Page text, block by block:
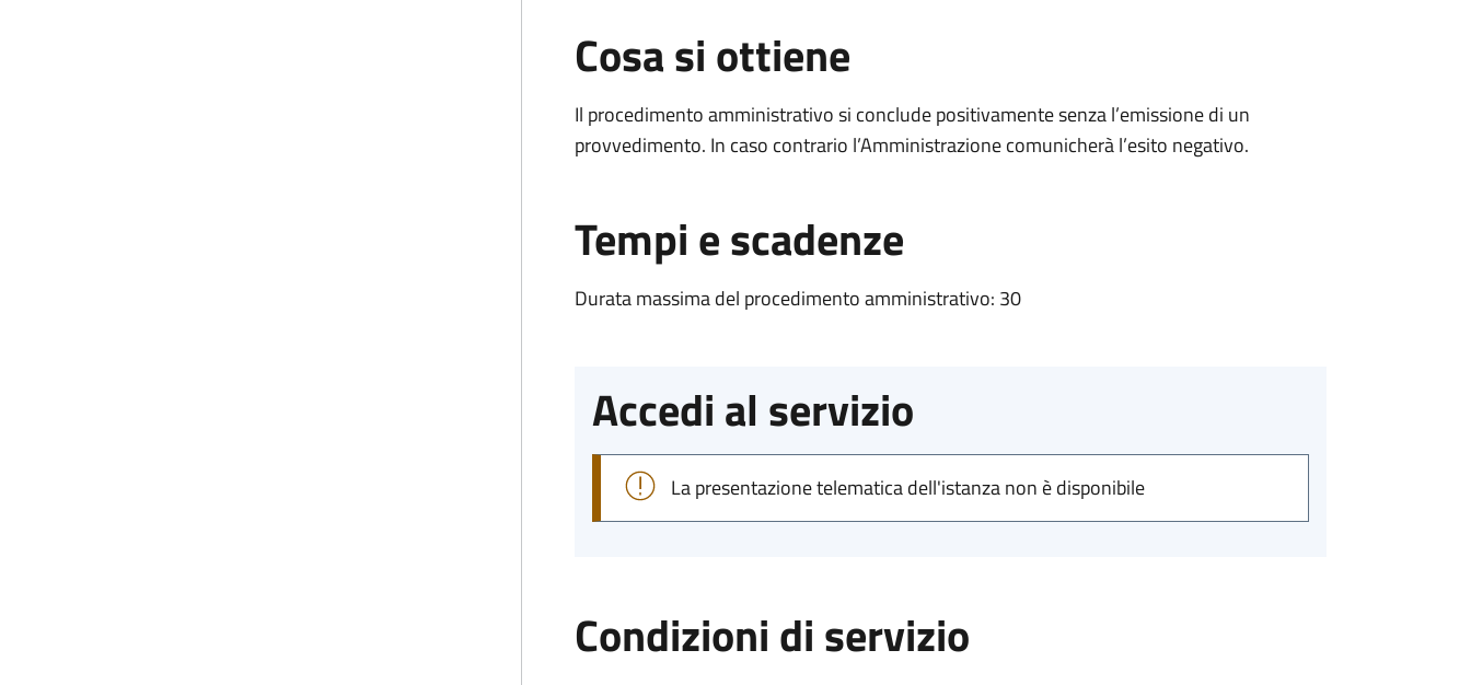
Cosa si ottiene
Il procedimento amministrativo si conclude positivamente senza l’emissione di un
provvedimento. In caso contrario l’Amministrazione comunicherà l’esito negativo.
Tempi e scadenze
Durata massima del procedimento amministrativo: 30
Accedi al servizio
La presentazione telematica dell'istanza non è disponibile
Condizioni di servizio